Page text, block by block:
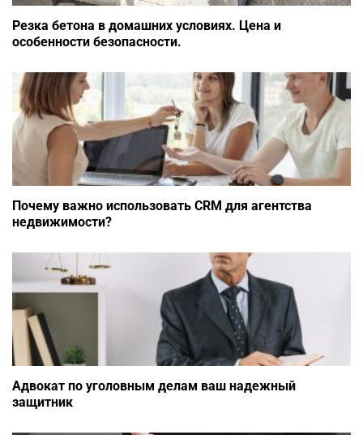
Резка бетона в домашних условиях. Цена и
особенности безопасности.
Почему важно использовать CRM для агентства
недвижимости?
Адвокат по уголовным делам ваш надежный
защитник